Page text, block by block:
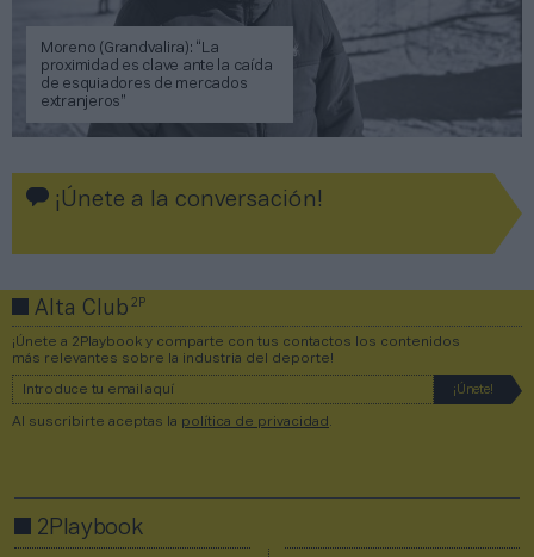
Moreno (Grandvalira): “La
proximidad es clave ante la caída
de esquiadores de mercados
extranjeros”
¡Únete a la conversación!
Alta Club2P
¡Únete a 2Playbook y comparte con tus contactos los contenidos
más relevantes sobre la industria del deporte!
Al suscribirte aceptas la política de privacidad
2Playbook